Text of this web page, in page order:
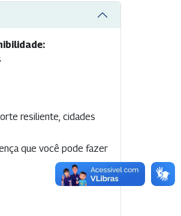
resiliente, cidades
que você pode fazer